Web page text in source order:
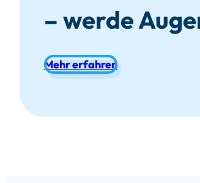
– werde
Mehr erfahren